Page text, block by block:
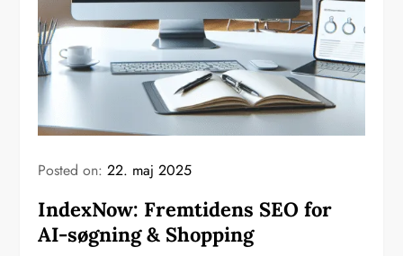
Posted on:22. maj 2025
IndexNow: Fremtidens SEO for
AI-søgning & Shopping